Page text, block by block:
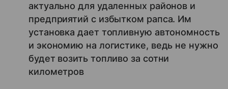
актуально для удаленных районов и
предприятий с избытком рапса. Им
установка дает топливную автономность
и экономию на логистике, ведь не нужно
будет возить топливо за сотни
километров